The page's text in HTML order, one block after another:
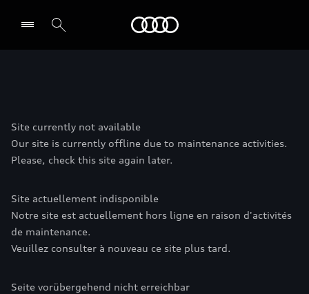
Audi
Site currently not available
Our site is currently offline due to maintenance activities.
Please, check this site again later.
Site actuellement indisponible
Notre site est actuellement hors ligne en raison d'activités
de maintenance.
Veuillez consulter à nouveau ce site plus tard.
Seite vorübergehend nicht erreichbar